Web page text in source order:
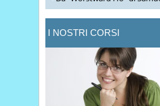
I NOSTRI CORSI